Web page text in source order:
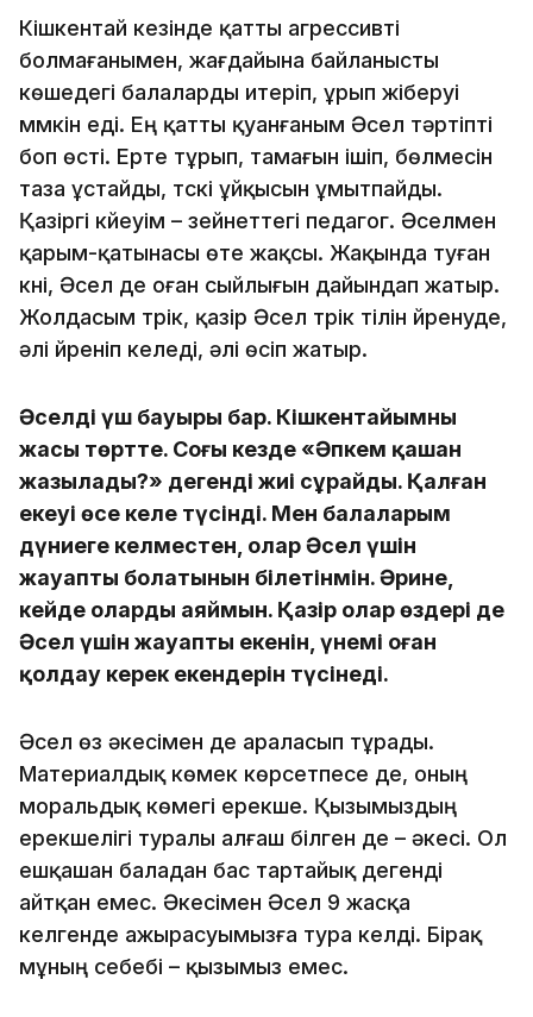
Кішкентай кезінде қатты агрессивті
болмағанымен, жағдайына байланысты
көшедегі балаларды итеріп, ұрып жіберуі
мүмкін еді. Ең қатты қуанғаным Әсел тәртіпті
боп өсті. Ерте тұрып, тамағын ішіп, бөлмесін
таза ұстайды, түскі ұйқысын ұмытпайды.
Қазіргі күйеуім – зейнеттегі педагог. Әселмен
қарым-қатынасы өте жақсы. Жақында туған
күні, Әсел де оған сыйлығын дайындап жатыр.
Жолдасым түрік, қазір Әсел түрік тілін үйренуде,
әлі үйреніп келеді, әлі өсіп жатыр.
Әселдің үш бауыры бар. Кішкентайымның
жасы төртте. Соңғы кезде «Әпкем қашан
жазылады?» дегенді жиі сұрайды. Қалған
екеуі өсе келе түсінді. Мен балаларым
дүниеге келместен, олар Әсел үшін
жауапты болатынын білетінмін. Әрине,
кейде оларды аяймын. Қазір олар өздері де
Әсел үшін жауапты екенін, үнемі оған
қолдау керек екендерін түсінеді.
Әсел өз әкесімен де араласып тұрады.
Материалдық көмек көрсетпесе де, оның
моральдық көмегі ерекше. Қызымыздың
ерекшелігі туралы алғаш білген де – әкесі. Ол
ешқашан баладан бас тартайық дегенді
айтқан емес. Әкесімен Әсел 9 жасқа
келгенде ажырасуымызға тура келді. Бірақ
мұның себебі – қызымыз емес.